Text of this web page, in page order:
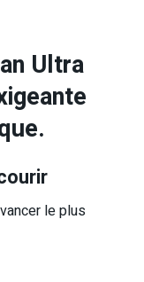
Ultra
le plus